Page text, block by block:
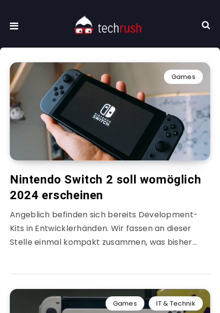
Games
Nintendo Switch 2 soll womöglich
2024 erscheinen
Angeblich befinden sich bereits Development-
Kits in Entwicklerhänden. Wir fassen an dieser
Stelle einmal kompakt zusammen, was bisher…
Games IT & Technik